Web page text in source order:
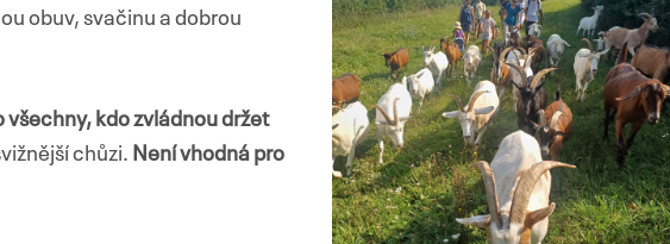
obuv, svačinu a dobrou
všechny, kdo zvládnou držet
chůzi. Není vhodná pro